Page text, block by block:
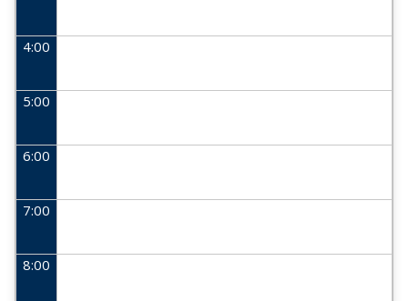
4:00
5:00
6:00
7:00
8:00